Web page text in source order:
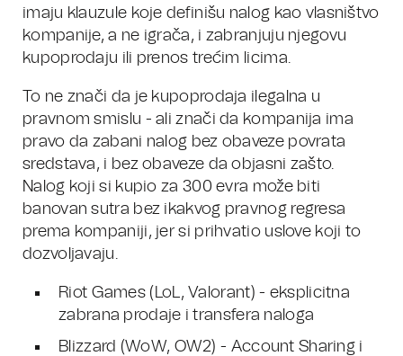
imaju klauzule koje definišu nalog kao vlasništvo
kompanije, a ne igrača, i zabranjuju njegovu
kupoprodaju ili prenos trećim licima.
To ne znači da je kupoprodaja ilegalna u
pravnom smislu - ali znači da kompanija ima
pravo da zabani nalog bez obaveze povrata
sredstava, i bez obaveze da objasni zašto.
Nalog koji si kupio za 300 evra može biti
banovan sutra bez ikakvog pravnog regresa
prema kompaniji, jer si prihvatio uslove koji to
dozvoljavaju.
Riot Games (LoL, Valorant) - eksplicitna
zabrana prodaje i transfera naloga
Blizzard (WoW, OW2) - Account Sharing i